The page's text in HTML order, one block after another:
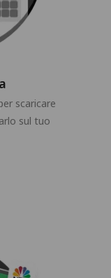
scaricare
sul tuo